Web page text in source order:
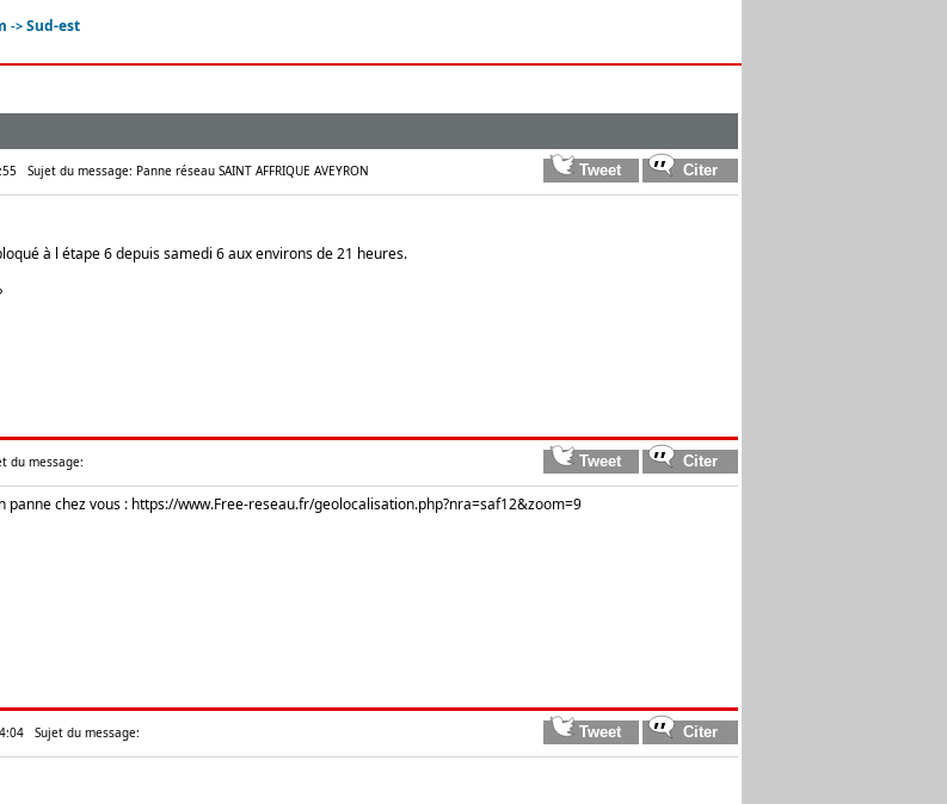
-> Sud-est
Sujet du message: Panne réseau SAINT AFFRIQUE AVEYRON
à l étape 6 depuis samedi 6 aux environs de 21 heures.
du message:
panne chez vous : https://www.Free-reseau.fr/geolocalisation.php?nra=saf12&zoom=9
Sujet du message: